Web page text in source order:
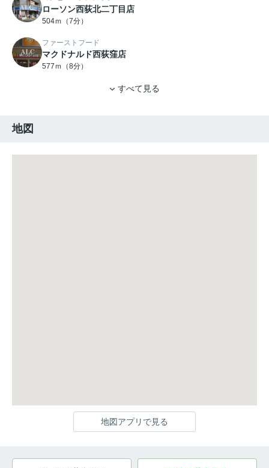
ローソン西荻北二丁目店
504ｍ（7分）
ファーストフード
マクドナルド西荻窪店
577ｍ（8分）
すべて見る
地図
地図アプリで見る